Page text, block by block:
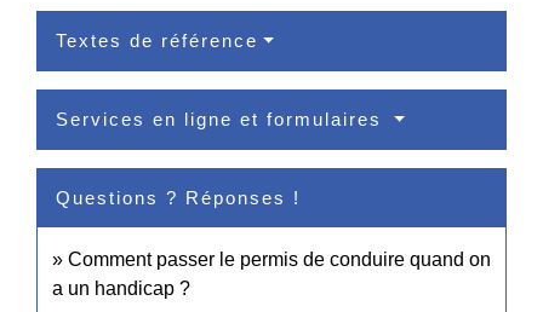
Textes de référence
Services en ligne et formulaires
Questions ? Réponses !
Comment passer le permis de conduire quand on
a un handicap ?